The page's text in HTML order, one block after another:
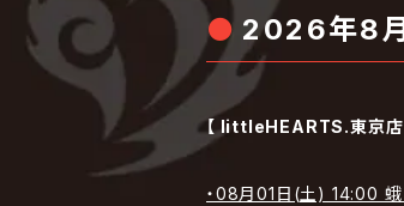
2026年8月
【 littleHEARTS.東京店
・08月01日(土) 14:00 蛾